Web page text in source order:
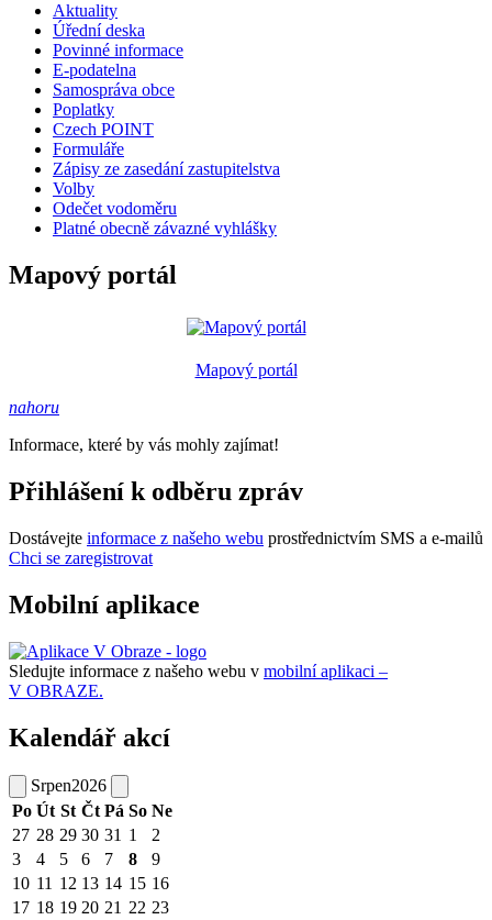
Aktuality
Úřední deska
Povinné informace
E-podatelna
Samospráva obce
Poplatky
Czech POINT
Formuláře
Zápisy ze zasedání zastupitelstva
Volby
Odečet vodoměru
Platné obecně závazné vyhlášky
Mapový portál
Mapový portál
nahoru
Informace, které by vás mohly zajímat!
Přihlášení k odběru zpráv
Dostávejte informace z našeho webu prostřednictvím SMS a e-mailů
Chci se zaregistrovat
Mobilní aplikace
Sledujte informace z našeho webu v mobilní aplikaci –
V OBRAZE.
Kalendář akcí
Srpen2026
Po Út St Čt Pá So Ne
27 28 29 30 31 1
2
3
4 5 6 7 8
9
10 11 12 13 14 15 16
17 18 19 20 21 22 23